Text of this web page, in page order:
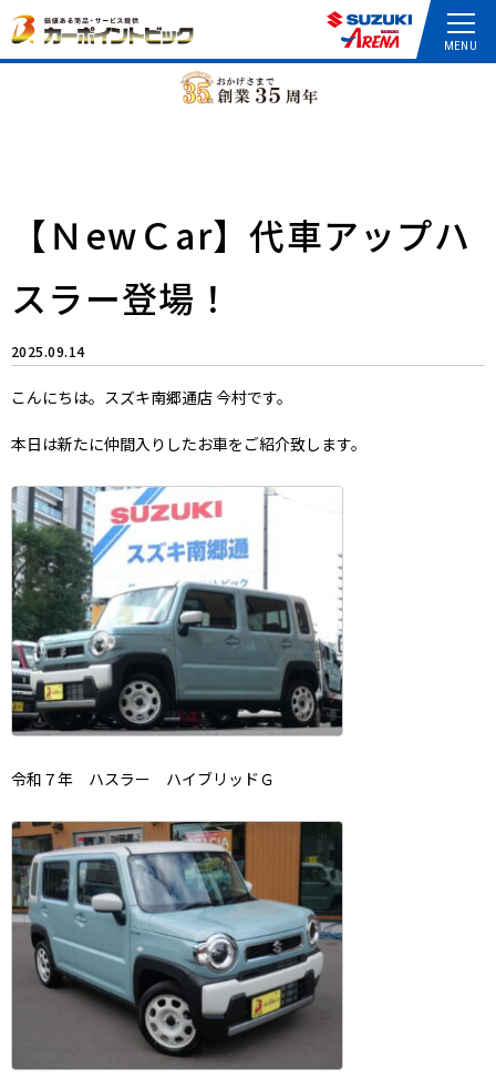
【ＮewＣar】代車アップハ
スラー登場！
2025.09.14
こんにちは。スズキ南郷通店 今村です。
本日は新たに仲間入りしたお車をご紹介致します。
令和７年 ハスラー ハイブリッドＧ